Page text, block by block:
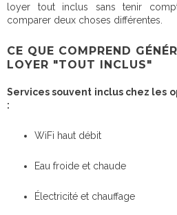
loyer tout inclus sans tenir
comparer deux choses différentes.
CE QUE COMPREND
LOYER "TOUT INCLUS"
Services souvent inclus chez les
:
WiFi haut débit
Eau froide et chaude
Électricité et chauffage